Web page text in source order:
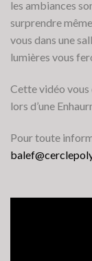
les ambiances
surprendre
vous dans une
lumières vous
Cette vidéo vous
lors d’une
Pour toute